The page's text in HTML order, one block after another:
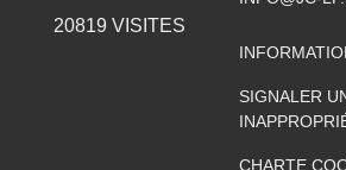
20819 VISITES
SIGNALER
CHARTE